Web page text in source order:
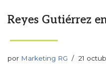
Reyes Gutiérrez
por Marketing RG 21